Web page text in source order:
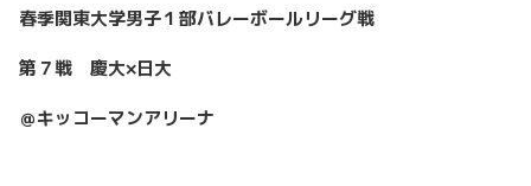
春季関東大学男子１部バレーボールリーグ戦
第７戦 慶大×日大
＠キッコーマンアリーナ